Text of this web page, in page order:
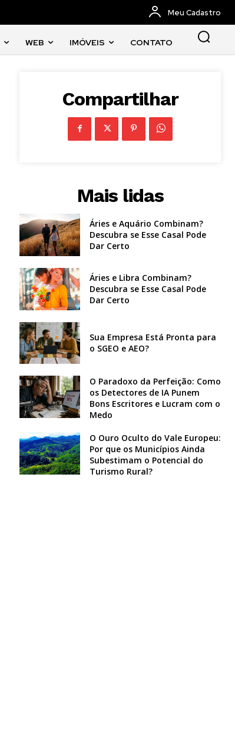
Meu Cadastro
WEB IMÓVEIS CONTATO
Compartilhar
Mais lidas
Áries e Aquário Combinam?
Descubra se Esse Casal Pode
Dar Certo
Áries e Libra Combinam?
Descubra se Esse Casal Pode
Dar Certo
Sua Empresa Está Pronta para
o SGEO e AEO?
O Paradoxo da Perfeição: Como
os Detectores de IA Punem
Bons Escritores e Lucram com o
Medo
O Ouro Oculto do Vale Europeu:
Por que os Municípios Ainda
Subestimam o Potencial do
Turismo Rural?